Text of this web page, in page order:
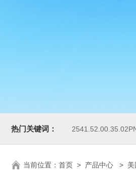
热门关键词：
当前位置： 首页 > 产品中心 >